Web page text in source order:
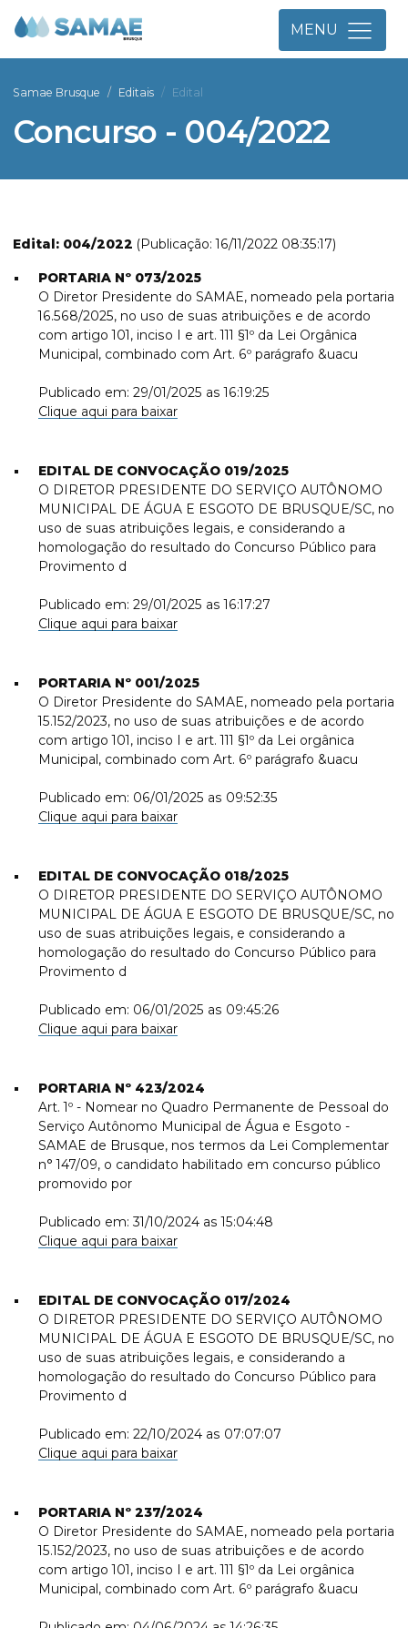
MENU
Samae Brusque Editais Edital
Concurso - 004/2022
Edital: 004/2022 (Publicação: 16/11/2022 08:35:17)
PORTARIA Nº 073/2025
O Diretor Presidente do SAMAE, nomeado pela portaria
16.568/2025, no uso de suas atribuições e de acordo
com artigo 101, inciso I e art. 111 §1º da Lei Orgânica
Municipal, combinado com Art. 6º parágrafo &uacu
Publicado em: 29/01/2025 as 16:19:25
Clique aqui para baixar
EDITAL DE CONVOCAÇÃO 019/2025
O DIRETOR PRESIDENTE DO SERVIÇO AUTÔNOMO
MUNICIPAL DE ÁGUA E ESGOTO DE BRUSQUE/SC, no
uso de suas atribuições legais, e considerando a
homologação do resultado do Concurso Público para
Provimento d
Publicado em: 29/01/2025 as 16:17:27
Clique aqui para baixar
PORTARIA Nº 001/2025
O Diretor Presidente do SAMAE, nomeado pela portaria
15.152/2023, no uso de suas atribuições e de acordo
com artigo 101, inciso I e art. 111 §1º da Lei orgânica
Municipal, combinado com Art. 6º parágrafo &uacu
Publicado em: 06/01/2025 as 09:52:35
Clique aqui para baixar
EDITAL DE CONVOCAÇÃO 018/2025
O DIRETOR PRESIDENTE DO SERVIÇO AUTÔNOMO
MUNICIPAL DE ÁGUA E ESGOTO DE BRUSQUE/SC, no
uso de suas atribuições legais, e considerando a
homologação do resultado do Concurso Público para
Provimento d
Publicado em: 06/01/2025 as 09:45:26
Clique aqui para baixar
PORTARIA Nº 423/2024
Art. 1º - Nomear no Quadro Permanente de Pessoal do
Serviço Autônomo Municipal de Água e Esgoto -
SAMAE de Brusque, nos termos da Lei Complementar
n° 147/09, o candidato habilitado em concurso público
promovido por
Publicado em: 31/10/2024 as 15:04:48
Clique aqui para baixar
EDITAL DE CONVOCAÇÃO 017/2024
O DIRETOR PRESIDENTE DO SERVIÇO AUTÔNOMO
MUNICIPAL DE ÁGUA E ESGOTO DE BRUSQUE/SC, no
uso de suas atribuições legais, e considerando a
homologação do resultado do Concurso Público para
Provimento d
Publicado em: 22/10/2024 as 07:07:07
Clique aqui para baixar
PORTARIA Nº 237/2024
O Diretor Presidente do SAMAE, nomeado pela portaria
15.152/2023, no uso de suas atribuições e de acordo
com artigo 101, inciso I e art. 111 §1º da Lei orgânica
Municipal, combinado com Art. 6º parágrafo &uacu